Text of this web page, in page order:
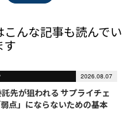
んな記事も読んでい
す
2026.08.07
先が狙われる サプライチェ
点」にならないための基本